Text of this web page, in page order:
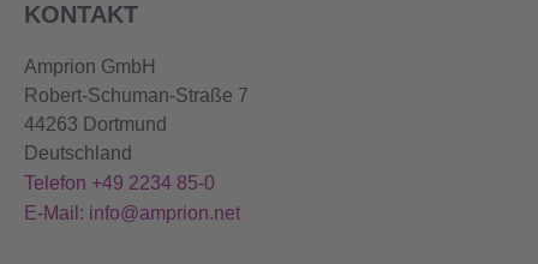
KONTAKT
Amprion GmbH
Robert-Schuman-Straße 7
44263 Dortmund
Deutschland
Telefon +49 2234 85-0
E-Mail: info@amprion.net